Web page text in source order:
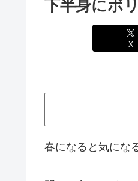
下半身にボ
X
春になると気にな